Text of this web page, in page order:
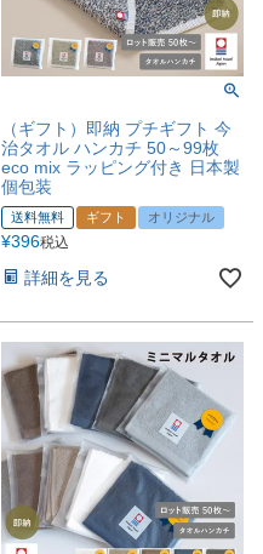
（ギフト）即納 プチギフト 今
治タオル ハンカチ 50～99枚
eco mix ラッピング付き 日本製
個包装
送料無料 ギフト オリジナル
¥396税込
詳細を見る